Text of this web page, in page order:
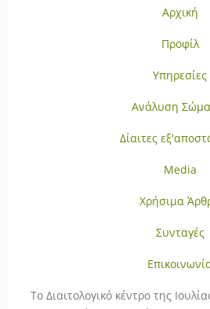
Αρχική
Προφίλ
Υπηρεσίες
Ανάλυση
Δίαιτες
Media
Χρήσιμα
Συνταγές
To Διαιτολογικό κέντρο της